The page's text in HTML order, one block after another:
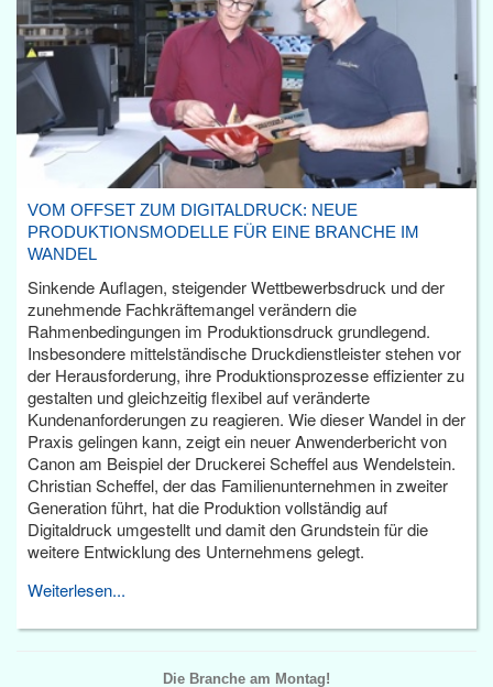
VOM OFFSET ZUM DIGITALDRUCK: NEUE
PRODUKTIONSMODELLE FÜR EINE BRANCHE IM
WANDEL
Sinkende Auflagen, steigender Wettbewerbsdruck und der
zunehmende Fachkräftemangel verändern die
Rahmenbedingungen im Produktionsdruck grundlegend.
Insbesondere mittelständische Druckdienstleister stehen vor
der Herausforderung, ihre Produktionsprozesse effizienter zu
gestalten und gleichzeitig flexibel auf veränderte
Kundenanforderungen zu reagieren. Wie dieser Wandel in der
Praxis gelingen kann, zeigt ein neuer Anwenderbericht von
Canon am Beispiel der Druckerei Scheffel aus Wendelstein.
Christian Scheffel, der das Familienunternehmen in zweiter
Generation führt, hat die Produktion vollständig auf
Digitaldruck umgestellt und damit den Grundstein für die
weitere Entwicklung des Unternehmens gelegt.
Weiterlesen...
Die Branche am Montag!